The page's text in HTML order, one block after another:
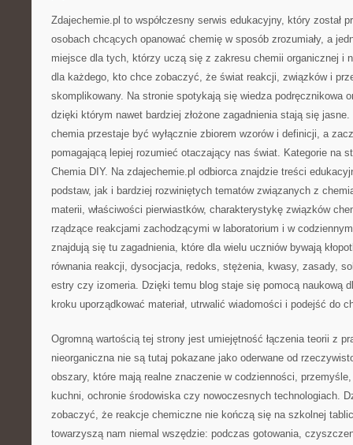
Zdajechemie.pl to współczesny serwis edukacyjny, który został
osobach chcących opanować chemię w sposób zrozumiały, a
miejsce dla tych, którzy uczą się z zakresu chemii organicznej i
dla każdego, kto chce zobaczyć, że świat reakcji, związków i
skomplikowany. Na stronie spotykają się wiedza podręcznikowa
dzięki którym nawet bardziej złożone zagadnienia stają się
chemia przestaje być wyłącznie zbiorem wzorów i definicji, a
pomagającą lepiej rozumieć otaczający nas świat. Kategorie na
Chemia DIY. Na zdajechemie.pl odbiorca znajdzie treści
podstaw, jak i bardziej rozwiniętych tematów związanych z
materii, właściwości pierwiastków, charakterystykę związków
rządzące reakcjami zachodzącymi w laboratorium i w
znajdują się tu zagadnienia, które dla wielu uczniów bywają
równania reakcji, dysocjacja, redoks, stężenia, kwasy, zasady,
estry czy izomeria. Dzięki temu blog staje się pomocą naukową
kroku uporządkować materiał, utrwalić wiadomości i podejść do
Ogromną wartością tej strony jest umiejętność łączenia teorii z
nieorganiczna nie są tutaj pokazane jako oderwane od
obszary, które mają realne znaczenie w codzienności,
kuchni, ochronie środowiska czy nowoczesnych technologiach.
zobaczyć, że reakcje chemiczne nie kończą się na szkolnej
towarzyszą nam niemal wszędzie: podczas gotowania,